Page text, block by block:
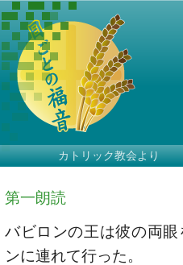
カトリック教会より
第一朗読
バビロンの王は彼の両
ンに連れて行った。